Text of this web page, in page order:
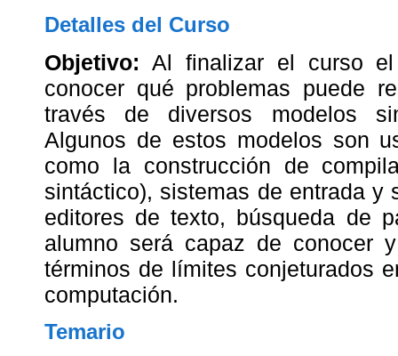
Detalles del Curso
Objetivo: Al finalizar el curso
conocer qué problemas puede
través de diversos modelos
Algunos de estos modelos son
como la construcción de
sintáctico), sistemas de entrada y
editores de texto, búsqueda de
alumno será capaz de conocer
términos de límites conjeturados
computación.
Temario